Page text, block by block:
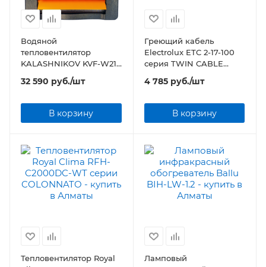
Водяной
тепловентилятор
KALASHNIKOV KVF-W21-
32 590 руб./шт
В корзину
Греющий кабель
Electrolux ETC 2-17-100
серия TWIN CABLE
(комплект теплого пола)
4 785руб./шт
В корзину
Тепловентилятор Royal
Ламповый